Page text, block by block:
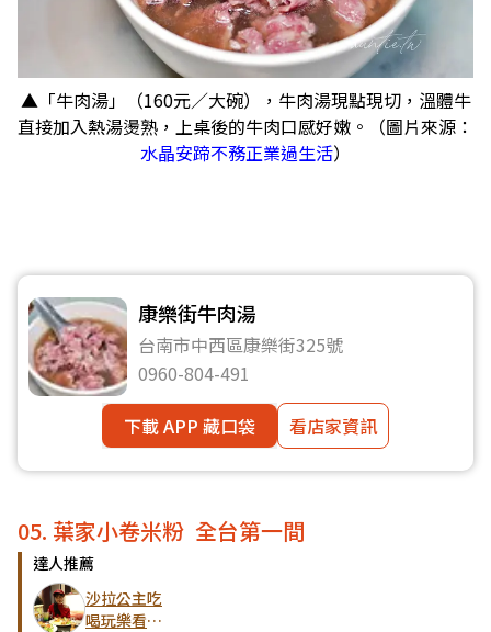
▲「牛肉湯」（160元／大碗），牛肉湯現點現切，溫體牛
直接加入熱湯燙熟，上桌後的牛肉口感好嫩。（圖片來源：
水晶安蹄不務正業過生活）
康樂街牛肉湯
台南市中西區康樂街325號
0960-804-491
下載 APP 藏口袋
看店家資訊
05. 葉家小卷米粉 全台第一間
達人推薦
沙拉公主吃
喝玩樂看世